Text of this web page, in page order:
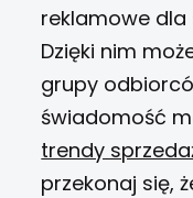
reklamowe
Dzięki nim
grupy
świadomość
trendy
przekonaj się,